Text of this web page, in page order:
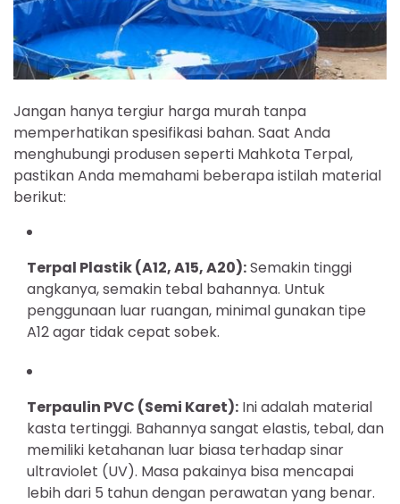
Jangan hanya tergiur harga murah tanpa
memperhatikan spesifikasi bahan. Saat Anda
menghubungi produsen seperti Mahkota Terpal,
pastikan Anda memahami beberapa istilah material
berikut:
Terpal Plastik (A12, A15, A20):Semakin tinggi
angkanya, semakin tebal bahannya. Untuk
penggunaan luar ruangan, minimal gunakan tipe
A12 agar tidak cepat sobek.
Terpaulin PVC (Semi Karet): Ini adalah material
kasta tertinggi. Bahannya sangat elastis, tebal, dan
memiliki ketahanan luar biasa terhadap sinar
ultraviolet (UV). Masa pakainya bisa mencapai
lebih dari 5 tahun dengan perawatan yang benar.